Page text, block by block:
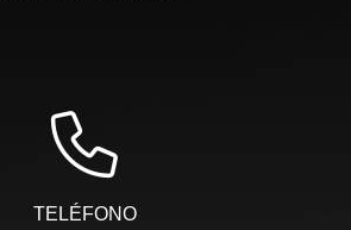
TELÉFONO